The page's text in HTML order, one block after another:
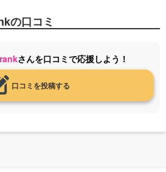
の口コミ
さんを口コミで応援しよう！
口コミを投稿する